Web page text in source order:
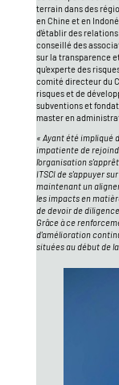
terrain dans des
en Chine et en
d'établir des
conseillé des
sur la transparence
qu'experte des
comité directeur du
risques et de
subventions et
master en
« Ayant été impliqué
impatiente de
l'organisation
ITSCI de s'appuyer
maintenant un
les impacts en
de devoir de
Grâce à ce
d'amélioration
situées au début de